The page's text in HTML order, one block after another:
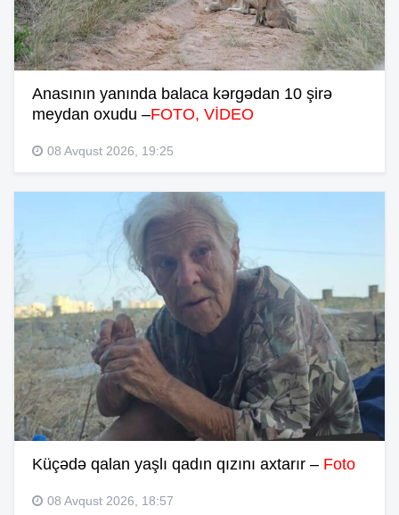
Anasının yanında balaca kərgədan 10 şirə
meydan oxudu –FOTO, VİDEO
08 Avqust 2026, 19:25
Küçədə qalan yaşlı qadın qızını axtarır – Foto
08 Avqust 2026, 18:57